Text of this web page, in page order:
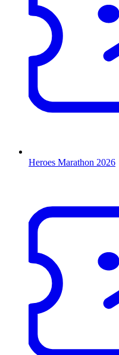
Heroes Marathon 2026